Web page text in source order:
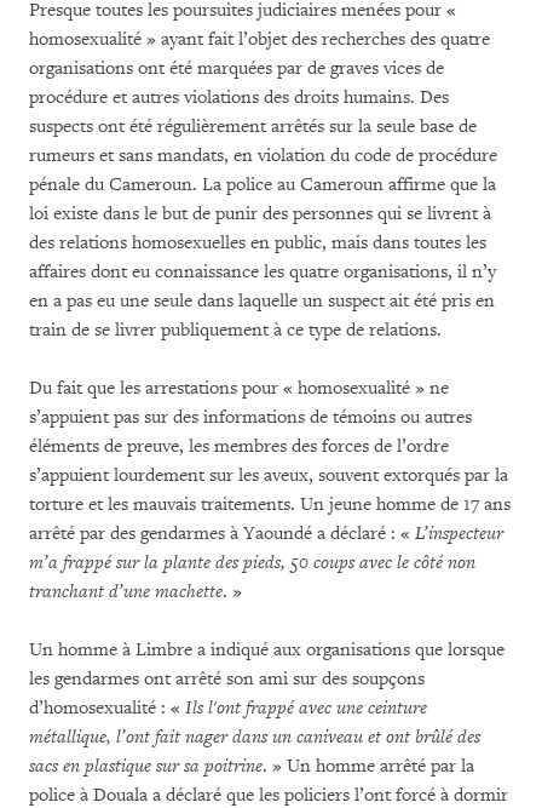
Presque toutes les poursuites judiciaires menées pour «
homosexualité » ayant fait l’objet des recherches des quatre
organisations ont été marquées par de graves vices de
procédure et autres violations des droits humains. Des
suspects ont été régulièrement arrêtés sur la seule base de
rumeurs et sans mandats, en violation du code de procédure
pénale du Cameroun. La police au Cameroun affirme que la
loi existe dans le but de punir des personnes qui se livrent à
des relations homosexuelles en public, mais dans toutes les
affaires dont eu connaissance les quatre organisations, il n’y
en a pas eu une seule dans laquelle un suspect ait été pris en
train de se livrer publiquement à ce type de relations.
Du fait que les arrestations pour « homosexualité » ne
s’appuient pas sur des informations de témoins ou autres
éléments de preuve, les membres des forces de l’ordre
s’appuient lourdement sur les aveux, souvent extorqués par la
torture et les mauvais traitements. Un jeune homme de 17 ans
arrêté par des gendarmes à Yaoundé a déclaré : « L’inspecteur
m’a frappé sur la plante des pieds, 50 coups avec le côté non
tranchant d’une machette. »
Un homme à Limbre a indiqué aux organisations que lorsque
les gendarmes ont arrêté son ami sur des soupçons
d’homosexualité : « Ils l'ont frappé avec une ceinture
métallique, l’ont fait nager dans un caniveau et ont brûlé des
sacs en plastique sur sa poitrine. » Un homme arrêté par la
police à Douala a déclaré que les policiers l’ont forcé à dormir